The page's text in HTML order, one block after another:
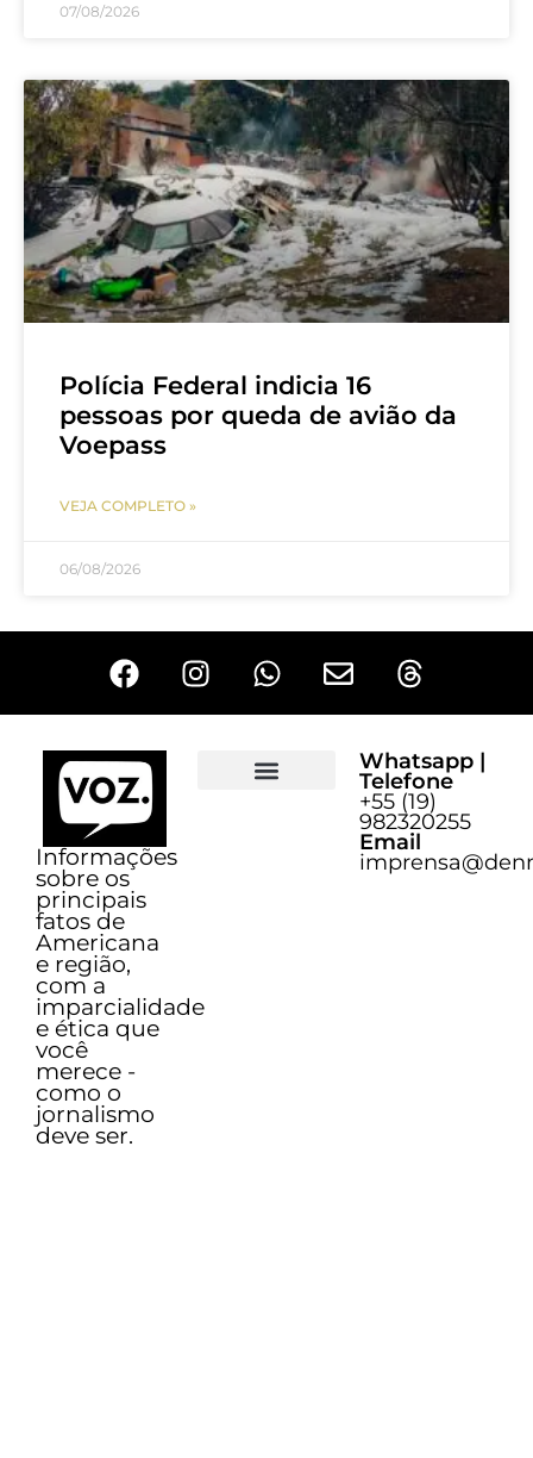
07/08/2026
Polícia Federal indicia 16
pessoas por queda de avião da
Voepass
VEJA COMPLETO »
06/08/2026
Informações
sobre os
principais
fatos de
Americana
e região,
com a
imparcialidade
e ética que
você
merece -
como o
jornalismo
deve ser.
Whatsapp |
Telefone
+55 (19)
982320255
Email